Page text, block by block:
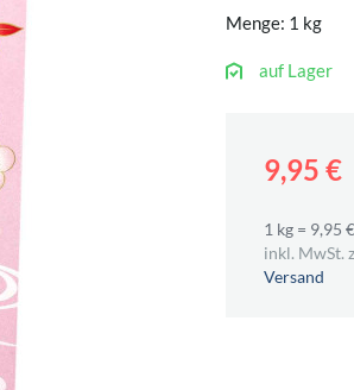
Menge: 1 kg
auf Lager
9,95 €
1 kg = 9,95 €
inkl. MwSt.
Versand